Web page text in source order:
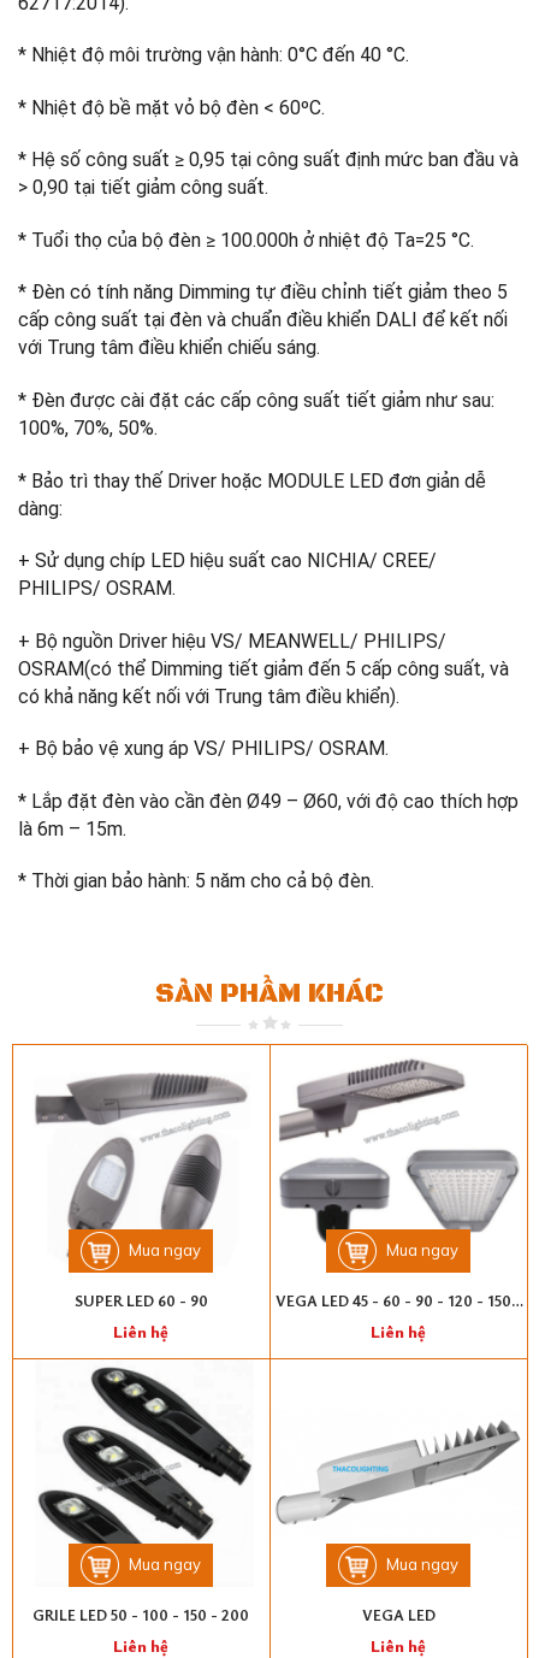
* Nhiệt độ môi trường vận hành: 0°C đến 40 °C.
* Nhiệt độ bề mặt vỏ bộ đèn < 60ºC.
* Hệ số công suất ≥ 0,95 tại công suất định mức ban đầu và
> 0,90 tại tiết giảm công suất.
* Tuổi thọ của bộ đèn ≥ 100.000h ở nhiệt độ Ta=25 °C.
* Đèn có tính năng Dimming tự điều chỉnh tiết giảm theo 5
cấp công suất tại đèn và chuẩn điều khiển DALI để kết nối
với Trung tâm điều khiển chiếu sáng.
* Đèn được cài đặt các cấp công suất tiết giảm như sau:
100%, 70%, 50%.
* Bảo trì thay thế Driver hoặc MODULE LED đơn giản dễ
dàng:
+ Sử dụng chíp LED hiệu suất cao NICHIA/ CREE/
PHILIPS/ OSRAM.
+ Bộ nguồn Driver hiệu VS/ MEANWELL/ PHILIPS/
OSRAM(có thể Dimming tiết giảm đến 5 cấp công suất, và
có khả năng kết nối với Trung tâm điều khiển).
+ Bộ bảo vệ xung áp VS/ PHILIPS/ OSRAM.
* Lắp đặt đèn vào cần đèn Ø49 – Ø60, với độ cao thích hợp
là 6m – 15m.
* Thời gian bảo hành: 5 năm cho cả bộ đèn.
SẢN PHẨM KHÁC
Mua ngay
SUPER LED 60 - 90
Liên hệ
Mua ngay
VEGA LED 45 - 60 - 90 - 120 - 150 -
200
Liên hệ
Mua ngay
GRILE LED 50 - 100 - 150 - 200
Liên hệ
Mua ngay
VEGA LED
Liên hệ